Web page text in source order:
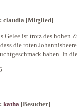
claudia [Mitglied]
Gelee ist trotz des hohen
die roten
haben. In
katha [Besucher]